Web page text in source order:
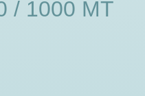
/ 1000 MT